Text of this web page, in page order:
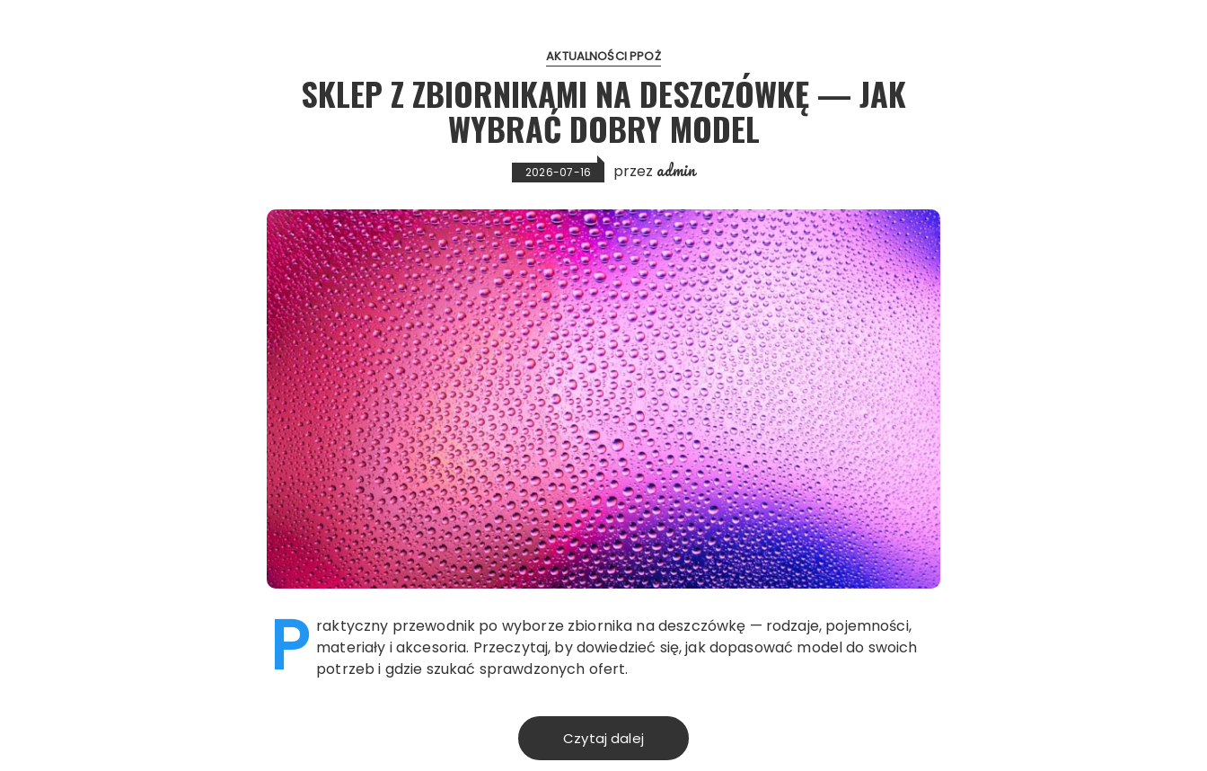
AKTUALNOŚCI PPOŻ
SKLEP Z ZBIORNIKAMI NA DESZCZÓWKĘ — JAK
WYBRAĆ DOBRY MODEL
2026-07-16 przez admin
P raktyczny przewodnik po wyborze zbiornika na deszczówkę — rodzaje, pojemności,
materiały i akcesoria. Przeczytaj, by dowiedzieć się, jak dopasować model do swoich
potrzeb i gdzie szukać sprawdzonych ofert.
Czytaj dalej